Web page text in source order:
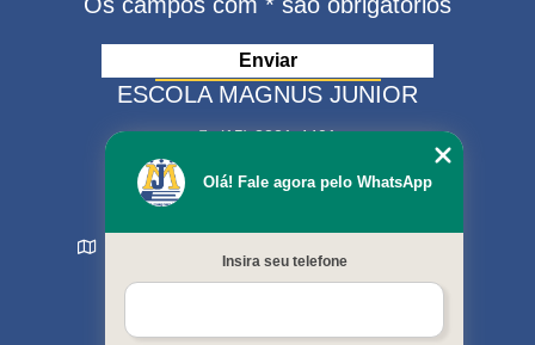
ESCOLA MAGNUS JUNIOR
(15) 3321-4401
(15) 99630-9333
matriculas@escolamagnus.com.br
Sorocaba - SP - CEP: 18044-130
MENU
Olá! Fale agora pelo WhatsApp
Insira seu telefone